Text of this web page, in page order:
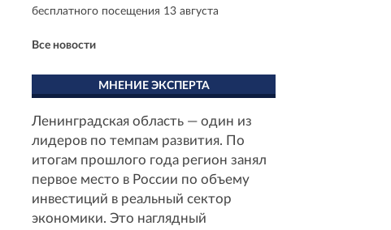
бесплатного посещения 13 августа
Все новости
МНЕНИЕ ЭКСПЕРТА
Ленинградская область — один из
лидеров по темпам развития. По
итогам прошлого года регион занял
первое место в России по объему
инвестиций в реальный сектор
экономики. Это наглядный